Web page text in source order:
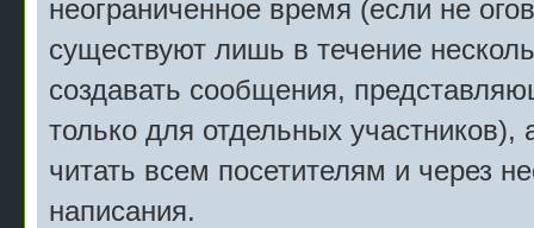
неограниченное время (если не
существуют лишь в течение
создавать сообщения,
только для отдельных
читать всем посетителям и через
написания.